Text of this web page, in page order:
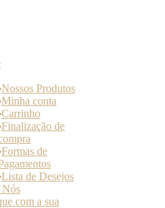
Nossos Produtos
Minha conta
Carrinho
Finalização de
Formas de
Lista de Desejos
Nós
com a sua